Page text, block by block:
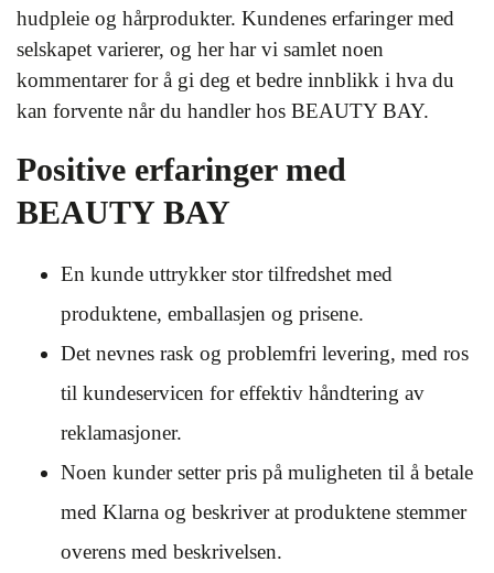
hudpleie og hårprodukter. Kundenes erfaringer med
selskapet varierer, og her har vi samlet noen
kommentarer for å gi deg et bedre innblikk i hva du
kan forvente når du handler hos BEAUTY BAY.
Positive erfaringer med
BEAUTY BAY
En kunde uttrykker stor tilfredshet med
produktene, emballasjen og prisene.
Det nevnes rask og problemfri levering, med ros
til kundeservicen for effektiv håndtering av
reklamasjoner.
Noen kunder setter pris på muligheten til å betale
med Klarna og beskriver at produktene stemmer
overens med beskrivelsen.